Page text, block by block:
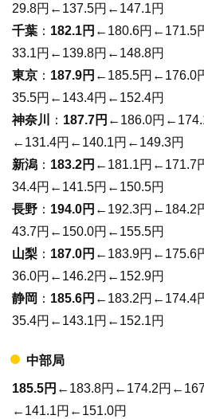
29.8円←137.5円←147.1円
千葉 ： 182.1円 ←180.6円←171.5
33.1円←139.8円←148.8円
東京 ： 187.9円 ←185.5円←176.0
35.5円←143.4円←152.4円
神奈川
： 187.7円 ←186.0円
←131.4円←140.1円←149.3円
新潟 ： 183.2円 ←181.1円←171.7
34.4円←141.5円←150.5円
長野 ： 194.0円 ←192.3円←184.2
43.7円←150.0円←155.5円
山梨 ： 187.0円 ←183.9円←175.6
36.0円←146.2円←152.9円
静岡 ： 185.6円 ←183.2円←174.4
35.4円←143.1円←152.1円
中部局
185.5円 ←183.8円←174.2円
←141.1円←151.0円